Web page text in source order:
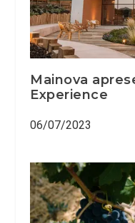
Mainova
Experience
06/07/2023